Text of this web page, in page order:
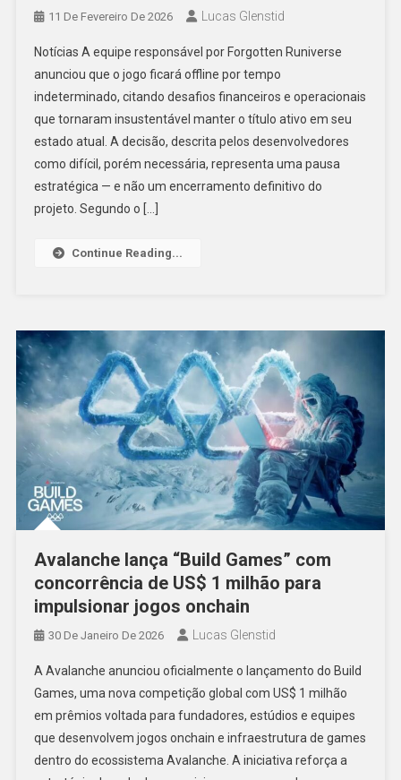
11 De Fevereiro De 2026 Lucas Glenstid
Notícias A equipe responsável por Forgotten Runiverse
anunciou que o jogo ficará offline por tempo
indeterminado, citando desafios financeiros e operacionais
que tornaram insustentável manter o título ativo em seu
estado atual. A decisão, descrita pelos desenvolvedores
como difícil, porém necessária, representa uma pausa
estratégica — e não um encerramento definitivo do
projeto. Segundo o […]
Continue Reading...
Avalanche lança “Build Games” com
concorrência de US$ 1 milhão para
impulsionar jogos onchain
30 De Janeiro De 2026 Lucas Glenstid
A Avalanche anunciou oficialmente o lançamento do Build
Games, uma nova competição global com US$ 1 milhão
em prêmios voltada para fundadores, estúdios e equipes
que desenvolvem jogos onchain e infraestrutura de games
dentro do ecossistema Avalanche. A iniciativa reforça a